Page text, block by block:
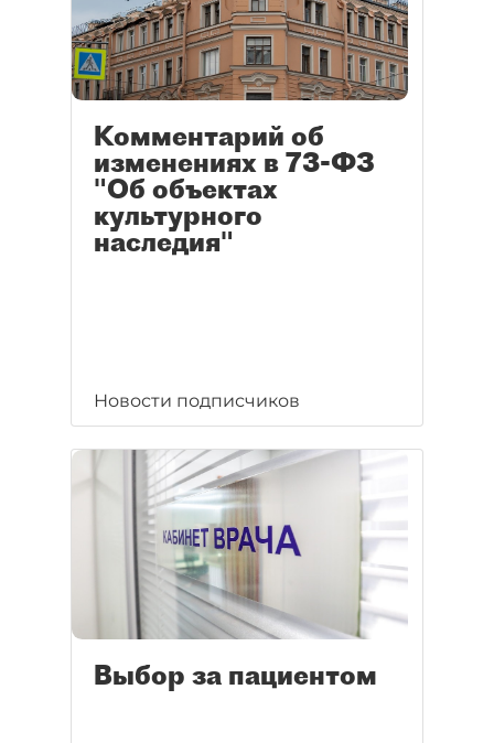
Комментарий об
изменениях в 73-ФЗ
"Об объектах
культурного
наследия"
Новости подписчиков
Выбор за пациентом